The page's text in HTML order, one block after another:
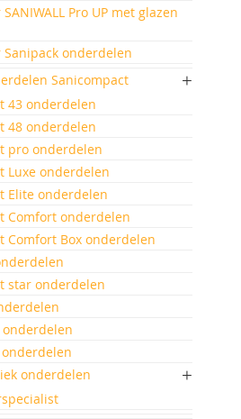
Pro UP met glazen
onderdelen
Sanicompact
43 onderdelen
48 onderdelen
pro onderdelen
Luxe onderdelen
Elite onderdelen
Comfort onderdelen
Comfort Box onderdelen
star onderdelen
onderdelen